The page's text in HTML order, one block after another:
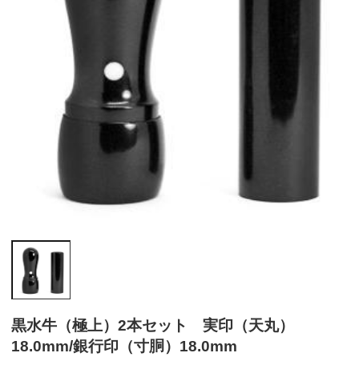
黒水牛（極上）2本セット 実印（天丸）
18.0mm/銀行印（寸胴）18.0mm